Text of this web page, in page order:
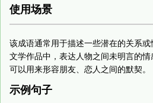
使用场景
该成语通常用于描述一些潜在的关系
文学作品中，表达人物之间未明言的
可以用来形容朋友、恋人之间的默契。
示例句子